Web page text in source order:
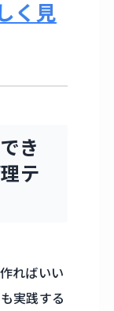
く見
き
テ
ればいい
実践する